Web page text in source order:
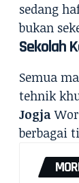
sedang
bukan
Sekolah
Semua
tehnik
Jogja
berbagai